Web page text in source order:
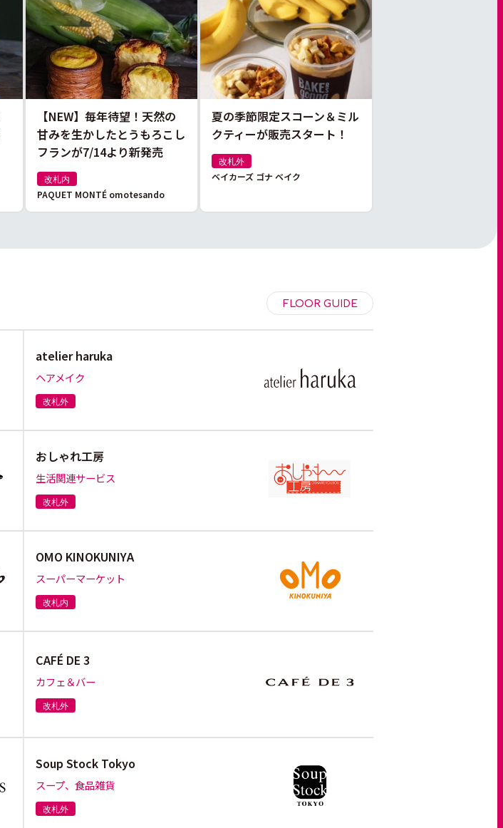
【NEW】毎年待望！天然の
甘みを生かしたとうもろこし
フランが7/14より新発売
改札内
PAQUET MONTÉ omotesando
夏の季節限定スコーン＆ミル
クティーが販売スタート！
改札外
ベイカーズ ゴナ ベイク
FLOOR GUIDE
atelier haruka
ヘアメイク
改札外
おしゃれ工房
生活関連サービス
改札外
OMO KINOKUNIYA
スーパーマーケット
改札内
CAFÉ DE 3
カフェ＆バー
改札外
Soup Stock Tokyo
スープ、食品雑貨
改札外